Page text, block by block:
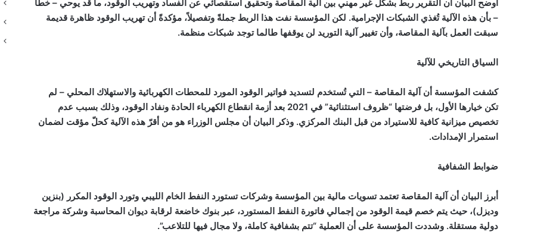
أوضح البيان أن التقرير ربط بشكل غير مهني بين آلية المقاصة وتحقيق استقصائي عن الفساد وتهريب الوقود، ما قد يوحي – خطأً
– بأن هذه الآلية تُغذي الشبكات الإجرامية. لكن المؤسسة نفت هذا الربط جملةً وتفصيلاً، مؤكدةً أن تهريب الوقود ظاهرة قديمة
سبقت العمل بآلية المقاصة، وأن تغيير آلية التوريد لن يوقفها طالما توجد شبكات منظمة.
السياق التاريخي للآلية
كشفت المؤسسة أن آلية المقاصة – التي تُستخدم لتسديد فواتير الوقود المورد للمحطات الكهربائية والاستهلاك المحلي – لم
تكن خيارها الأول، بل فرضتها “ظروف استثنائية” في 2021 بعد أزمة انقطاع الكهرباء الحادة ونفاد الوقود، وذلك بسبب عدم
تخصيص ميزانية كافية للاستيراد من قبل البنك المركزي. وذكر البيان أن مجلس الوزراء هو من أقرّ هذه الآلية كحلّ مؤقت لضمان
استمرار الإمدادات.
ضوابط الشفافية
أبرز البيان أن آلية المقاصة تعتمد تسويات مالية بين المؤسسة وشركات تستورد النفط الخام الليبي وتورد الوقود المكرر (بنزين
وديزل)، حيث يتم خصم قيمة الوقود من إجمالي فاتورة النفط المستورد، عبر بنوك خاضعة لرقابة ديوان المحاسبة وشركة مراجعة
دولية مستقلة. وشددت المؤسسة على أن العملية “تتم بشفافية كاملة، ولا مجال فيها للتلاعب”.